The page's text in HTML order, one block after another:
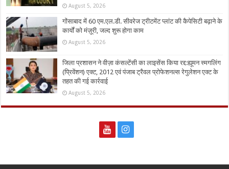
August 5, 2026
गोंसाबाद में 60 एम.एल.डी. सीवरेज ट्रीटमेंट प्लांट की कैपेसिटी बढ़ाने के
कार्यों को मंज़ूरी, जल्द शुरू होगा काम
August 5, 2026
जिला प्रशासन ने वीज़ा कंसल्टेंसी का लाइसेंस किया रद्द:ह्यूमन स्मगलिंग
(प्रिवेंशन) एक्ट, 2012 एवं पंजाब ट्रैवल प्रोफेशनल्स रेगुलेशन एक्ट के
तहत की गई कार्रवाई
August 5, 2026